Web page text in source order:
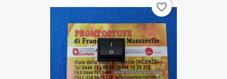
favorite_border